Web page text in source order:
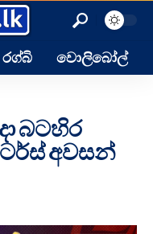
රග්බි වොලිබෝල්
බටහිර
අවසන්